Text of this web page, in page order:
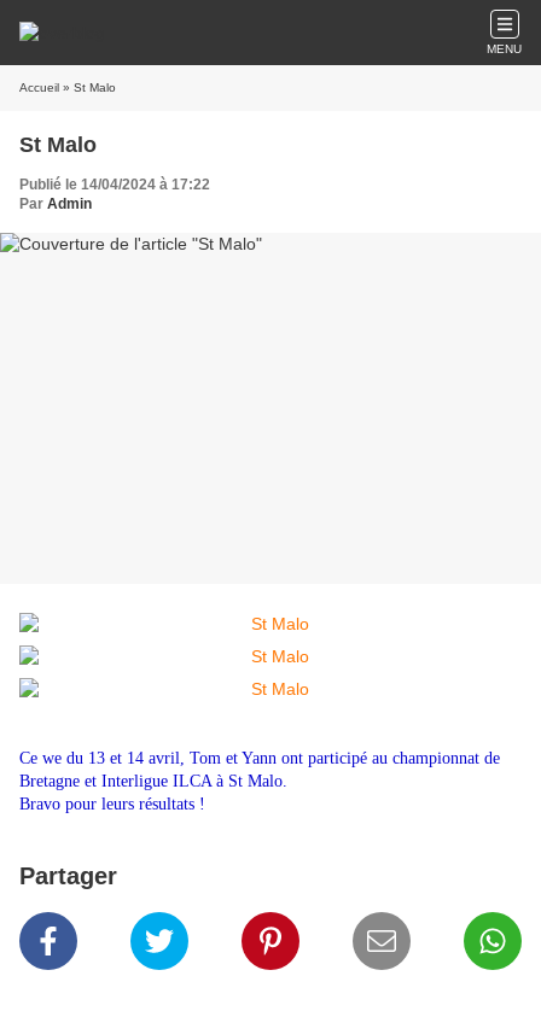
MENU
Accueil » St Malo
St Malo
Publié le 14/04/2024 à 17:22
Par Admin
Ce we du 13 et 14 avril, Tom et Yann ont participé au championnat de
Bretagne et Interligue ILCA à St Malo.
Bravo pour leurs résultats !
Partager